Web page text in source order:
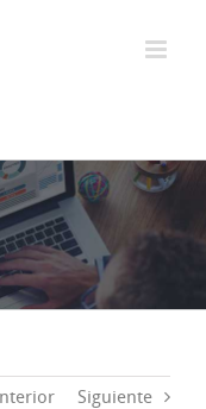
Siguiente